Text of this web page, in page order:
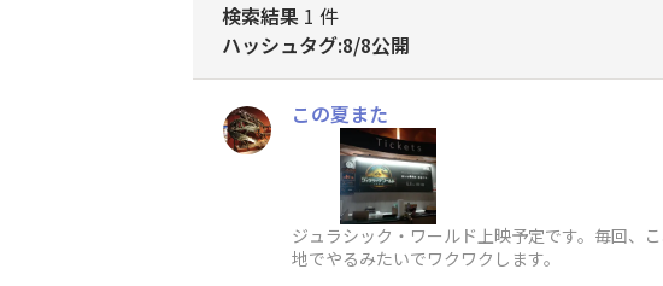
検索結果 1 件
ハッシュタグ:8/8公開
この夏また
ジュラシック・ワールド上映予定です。毎回、
地でやるみたいでワクワクします。